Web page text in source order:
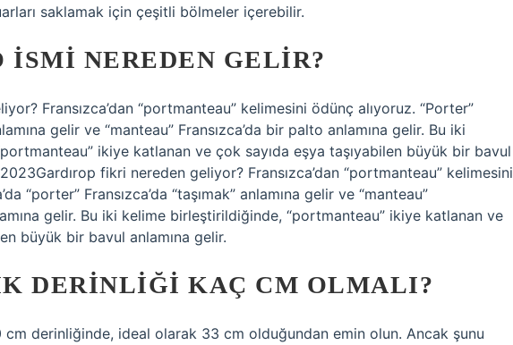
saklamak için çeşitli bölmeler içerebilir.
ISMI NEREDEN GELIR?
Fransızca’dan “portmanteau” kelimesini ödünç alıyoruz. “Porter”
gelir ve “manteau” Fransızca’da bir palto anlamına gelir. Bu iki
ikiye katlanan ve çok sayıda eşya taşıyabilen büyük bir bavul
fikri nereden geliyor? Fransızca’dan “portmanteau” kelimesini
“porter” Fransızca’da “taşımak” anlamına gelir ve “manteau”
gelir. Bu iki kelime birleştirildiğinde, “portmanteau” ikiye katlanan ve
büyük bir bavul anlamına gelir.
DERINLIĞI KAÇ CM OLMALI?
cm derinliğinde, ideal olarak 33 cm olduğundan emin olun. Ancak şunu